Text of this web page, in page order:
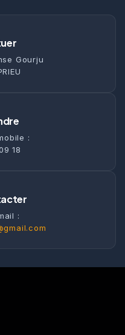
Gourju
:
18
: